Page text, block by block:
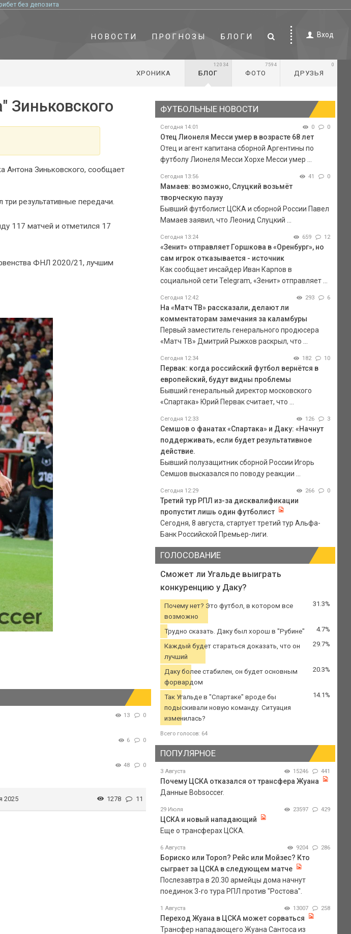
без депозита
НОВОСТИ ПРОГНОЗЫ БЛОГИ Вход
ХРОНИКА БЛОГ
12034
ФОТО
7594
ДРУЗЬЯ
0
Зиньковского
Антона Зиньковского, сообщает
три результативные передачи.
117 матчей и отметился 17
ФНЛ 2020/21, лучшим
13 0
6 0
48 0
2025 1278 11
ФУТБОЛЬНЫЕ НОВОСТИ
Сегодня 14:01 0 0
Отец Лионеля Месси умер в возрасте 68 лет
Отец и агент капитана сборной Аргентины по
футболу Лионеля Месси Хорхе Месси умер ...
Сегодня 13:56 41 0
Мамаев: возможно, Слуцкий возьмёт
творческую паузу
Бывший футболист ЦСКА и сборной России Павел
Мамаев заявил, что Леонид Слуцкий ...
Сегодня 13:24 659 12
«Зенит» отправляет Горшкова в «Оренбург», но
сам игрок отказывается - источник
Как сообщает инсайдер Иван Карпов в
социальной сети Telegram, «Зенит» отправляет ...
Сегодня 12:42 293 6
На «Матч ТВ» рассказали, делают ли
комментаторам замечания за каламбуры
Первый заместитель генерального продюсера
«Матч ТВ» Дмитрий Рыжков раскрыл, что ...
Сегодня 12:34 182 10
Первак: когда российский футбол вернётся в
европейский, будут видны проблемы
Бывший генеральный директор московского
«Спартака» Юрий Первак считает, что ...
Сегодня 12:33 126 3
Семшов о фанатах «Спартака» и Даку: «Начнут
поддерживать, если будет результативное
действие.
Бывший полузащитник сборной России Игорь
Семшов высказался по поводу реакции ...
Сегодня 12:29 266 0
Третий тур РПЛ из-за дисквалификации
пропустит лишь один футболист
Сегодня, 8 августа, стартует третий тур Альфа-
Банк Российской Премьер-лиги.
ГОЛОСОВАНИЕ
Сможет ли Угальде выиграть
конкуренцию у Даку?
Почему нет? Это футбол, в котором все
возможно
31.3%
Трудно сказать. Даку был хорош в "Рубине" 4.7%
Каждый будет стараться доказать, что он
лучший
29.7%
Даку более стабилен, он будет основным
форвардом
20.3%
Так Угальде в "Спартаке" вроде бы
подыскивали новую команду. Ситуация
изменилась?
14.1%
Всего голосов: 64
ПОПУЛЯРНОЕ
3 Августа 15246 441
Почему ЦСКА отказался от трансфера Жуана
Данные Bobsoccer.
29 Июля 23597 429
ЦСКА и новый нападающий
Еще о трансферах ЦСКА.
6 Августа 9204 286
Бориско или Тороп? Рейс или Мойзес? Кто
сыграет за ЦСКА в следующем матче
Послезавтра в 20.30 армейцы дома начнут
поединок 3-го тура РПЛ против "Ростова".
1 Августа 13007 258
Переход Жуана в ЦСКА может сорваться
Трансфер нападающего Жуана Сантоса из